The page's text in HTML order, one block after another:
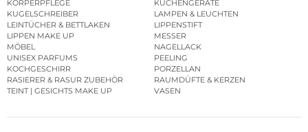
KÖRPERPFLEGE
KÜCHENGERÄTE
KUGELSCHREIBER
LAMPEN & LEUCHTEN
LEINTÜCHER & BETTLAKEN
LIPPENSTIFT
LIPPEN MAKE UP
MESSER
MÖBEL
NAGELLACK
UNISEX PARFUMS
PEELING
KOCHGESCHIRR
PORZELLAN
RASIERER & RASUR ZUBEHÖR
RAUMDÜFTE & KERZEN
TEINT | GESICHTS MAKE UP
VASEN